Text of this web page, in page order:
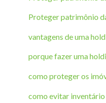
Proteger patrimônio
vantagens de uma
porque fazer uma
como proteger os
como evitar inventário